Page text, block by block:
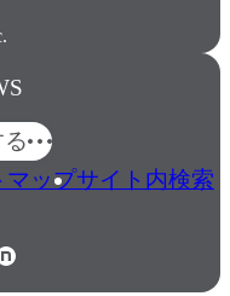
マップサイト内検索